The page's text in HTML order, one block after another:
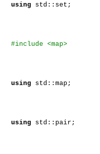
using std::set;
#include <map>
using std::map;
using std::pair;